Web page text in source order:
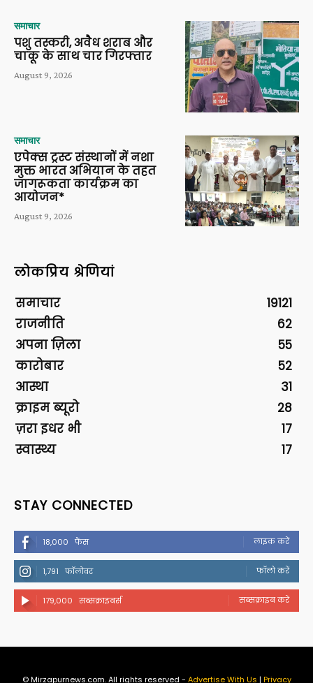
समाचार
पशु तस्करी, अवैध शराब और
चाकू के साथ चार गिरफ्तार
August 9, 2026
समाचार
एपेक्स ट्रस्ट संस्थानों में नशा
मुक्त भारत अभियान के तहत
जागरूकता कार्यक्रम का
आयोजन*
August 9, 2026
लोकप्रिय श्रेणियां
समाचार
19121
राजनीति
62
अपना ज़िला
55
कारोबार
52
आस्था
31
क्राइम ब्यूरो
28
ज़रा इधर भी
17
स्वास्थ्य
17
STAY CONNECTED
18,000 फैंस लाइक करें
1,791 फॉलोवर फॉलो करें
179,000 सब्सक्राइबर्स सब्सक्राइब करें
© Mirzapurnews.com. All rights reserved - Advertise With Us | Privacy